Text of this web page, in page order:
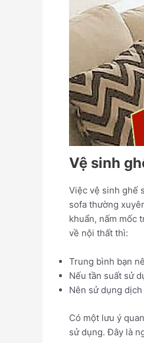
Vệ sinh
Việc vệ sinh ghế
sofa thường
khuẩn, nấm mốc
về nội thất thì:
Trung bình bạn
Nếu tần suất sử
Nên sử dụng dịch
Có một lưu ý
sử dụng. Đây là